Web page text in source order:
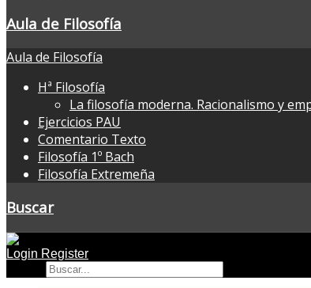
Aula de Filosofía
Aula de Filosofía
Hª Filosofía
La filosofía moderna. Racionalismo y
Ejercicios PAU
Comentario Texto
Filosofía 1º Bach
Filosofía Extremeña
Buscar
Login Register